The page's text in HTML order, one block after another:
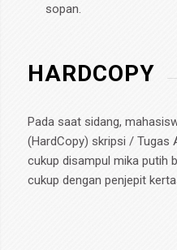
sopan.
HARDCOPY
Pada saat sidang,
(HardCopy) skripsi / Tugas
cukup disampul mika putih
cukup dengan penjepit